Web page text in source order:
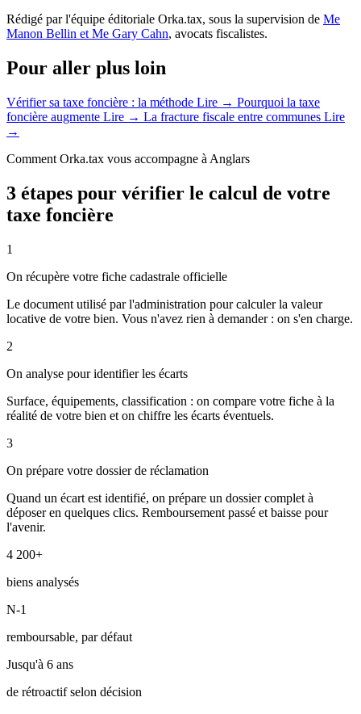
Rédigé par l'équipe éditoriale Orka.tax, sous la supervision de Me
Manon Bellin et Me Gary Cahn, avocats fiscalistes.
Pour aller plus loin
Vérifier sa taxe foncière : la méthode Lire → Pourquoi la taxe
foncière augmente Lire → La fracture fiscale entre communes Lire
→
Comment Orka.tax vous accompagne à Anglars
3 étapes pour vérifier le calcul de votre
taxe foncière
1
On récupère votre fiche cadastrale officielle
Le document utilisé par l'administration pour calculer la valeur
locative de votre bien. Vous n'avez rien à demander : on s'en charge.
2
On analyse pour identifier les écarts
Surface, équipements, classification : on compare votre fiche à la
réalité de votre bien et on chiffre les écarts éventuels.
3
On prépare votre dossier de réclamation
Quand un écart est identifié, on prépare un dossier complet à
déposer en quelques clics. Remboursement passé et baisse pour
l'avenir.
4 200+
biens analysés
N-1
remboursable, par défaut
Jusqu'à 6 ans
de rétroactif selon décision